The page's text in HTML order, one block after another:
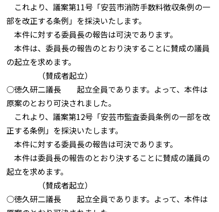
これより、議案第11号「安芸市消防手数料徴収条例の一
部を改正する条例」を採決いたします。
本件に対する委員長の報告は可決であります。
本件は、委員長の報告のとおり決することに賛成の議員
の起立を求めます。
（賛成者起立）
○徳久研二議長 起立全員であります。よって、本件は
原案のとおり可決されました。
これより、議案第12号「安芸市監査委員条例の一部を改
正する条例」を採決いたします。
本件に対する委員長の報告は可決であります。
本件は委員長の報告のとおり決することに賛成の議員の
起立を求めます。
（賛成者起立）
○徳久研二議長 起立全員であります。よって、本件は